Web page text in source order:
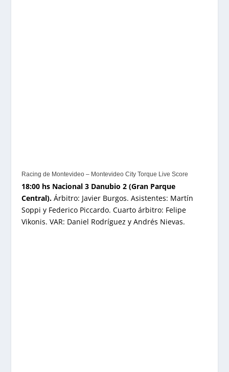
Racing de Montevideo – Montevideo City Torque Live Score
18:00 hs Nacional 3 Danubio 2 (Gran Parque
Central). Árbitro: Javier Burgos. Asistentes: Martín
Soppi y Federico Piccardo. Cuarto árbitro: Felipe
Vikonis. VAR: Daniel Rodríguez y Andrés Nievas.